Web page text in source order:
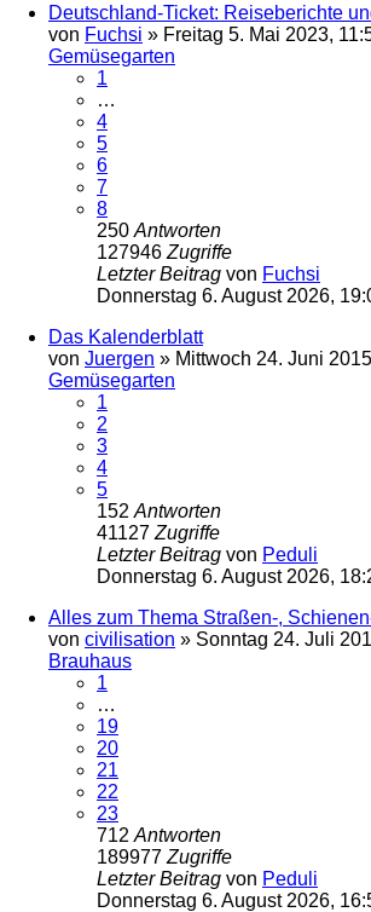
Deutschland-Ticket: Reiseberichte
von Fuchsi » Freitag 5. Mai 2023,
Gemüsegarten
1
…
4
5
6
7
8
250 Antworten
127946 Zugriffe
Letzter Beitrag von Fuchsi
Donnerstag 6. August 2026,
Das Kalenderblatt
von Juergen » Mittwoch 24. Juni
Gemüsegarten
1
2
3
4
5
152 Antworten
41127 Zugriffe
Letzter Beitrag von Peduli
Donnerstag 6. August 2026,
Alles zum Thema Straßen-,
von civilisation » Sonntag 24. Juli
Brauhaus
1
…
19
20
21
22
23
712 Antworten
189977 Zugriffe
Letzter Beitrag von Peduli
Donnerstag 6. August 2026,